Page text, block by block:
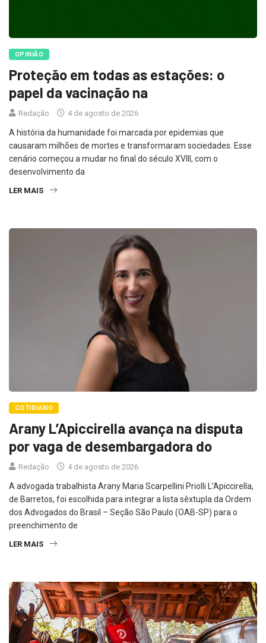
OPINIÃO
Proteção em todas as estações: o
papel da vacinação na
Redação 4 de agosto de 2026
A história da humanidade foi marcada por epidemias que
causaram milhões de mortes e transformaram sociedades. Esse
cenário começou a mudar no final do século XVIII, com o
desenvolvimento da
LER MAIS
COTIDIANO
Arany L’Apiccirella avança na disputa
por vaga de desembargadora do
Redação 4 de agosto de 2026
A advogada trabalhista Arany Maria Scarpellini Priolli L’Apiccirella,
de Barretos, foi escolhida para integrar a lista sêxtupla da Ordem
dos Advogados do Brasil – Seção São Paulo (OAB-SP) para o
preenchimento de
LER MAIS